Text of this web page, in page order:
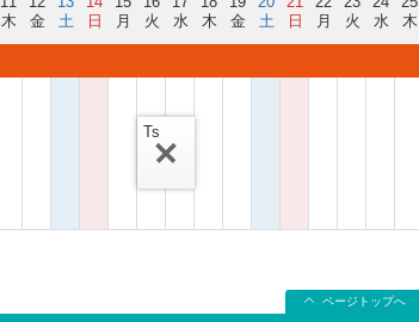
木
金
土
日
月
火
水
木
金
土
日
月
火
水
木
Ts
ページトップへ